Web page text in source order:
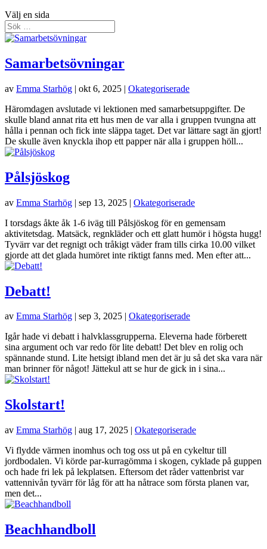
Välj en sida
Samarbetsövningar
av Emma Starhög | okt 6, 2025 | Okategoriserade
Häromdagen avslutade vi lektionen med samarbetsuppgifter. De
skulle bland annat rita ett hus men de var alla i gruppen tvungna att
hålla i pennan och fick inte släppa taget. Det var lättare sagt än gjort!
De skulle även knyckla ihop ett papper när alla i gruppen höll...
Pålsjöskog
av Emma Starhög | sep 13, 2025 | Okategoriserade
I torsdags åkte åk 1-6 iväg till Pålsjöskog för en gemensam
aktivitetsdag. Matsäck, regnkläder och ett glatt humör i högsta hugg!
Tyvärr var det regnigt och tråkigt väder fram tills cirka 10.00 vilket
gjorde att det glada humöret inte riktigt fanns med. Men efter att...
Debatt!
av Emma Starhög | sep 3, 2025 | Okategoriserade
Igår hade vi debatt i halvklassgrupperna. Eleverna hade förberett
sina argument och var redo för lite debatt! Det blev en rolig och
spännande stund. Lite hetsigt ibland men det är ju så det ska vara när
man brinner för något! Jättekul att se hur de gick in i sina...
Skolstart!
av Emma Starhög | aug 17, 2025 | Okategoriserade
Vi flydde värmen inomhus och tog oss ut på en cykeltur till
jordbodalen. Vi körde par-kurragömma i skogen, cyklade på guppen
och hade fri lek på lekplatsen. Eftersom det råder vattenbrist var
vattennivån tyvärr för låg för att ha nåtrace som första planen var,
men det...
Beachhandboll